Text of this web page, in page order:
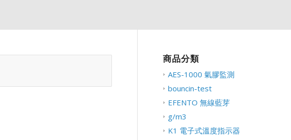
商品分類
AES-1000 氣膠監測
bouncin-test
EFENTO 無線藍芽
g/m3
K1 電子式溫度指示器